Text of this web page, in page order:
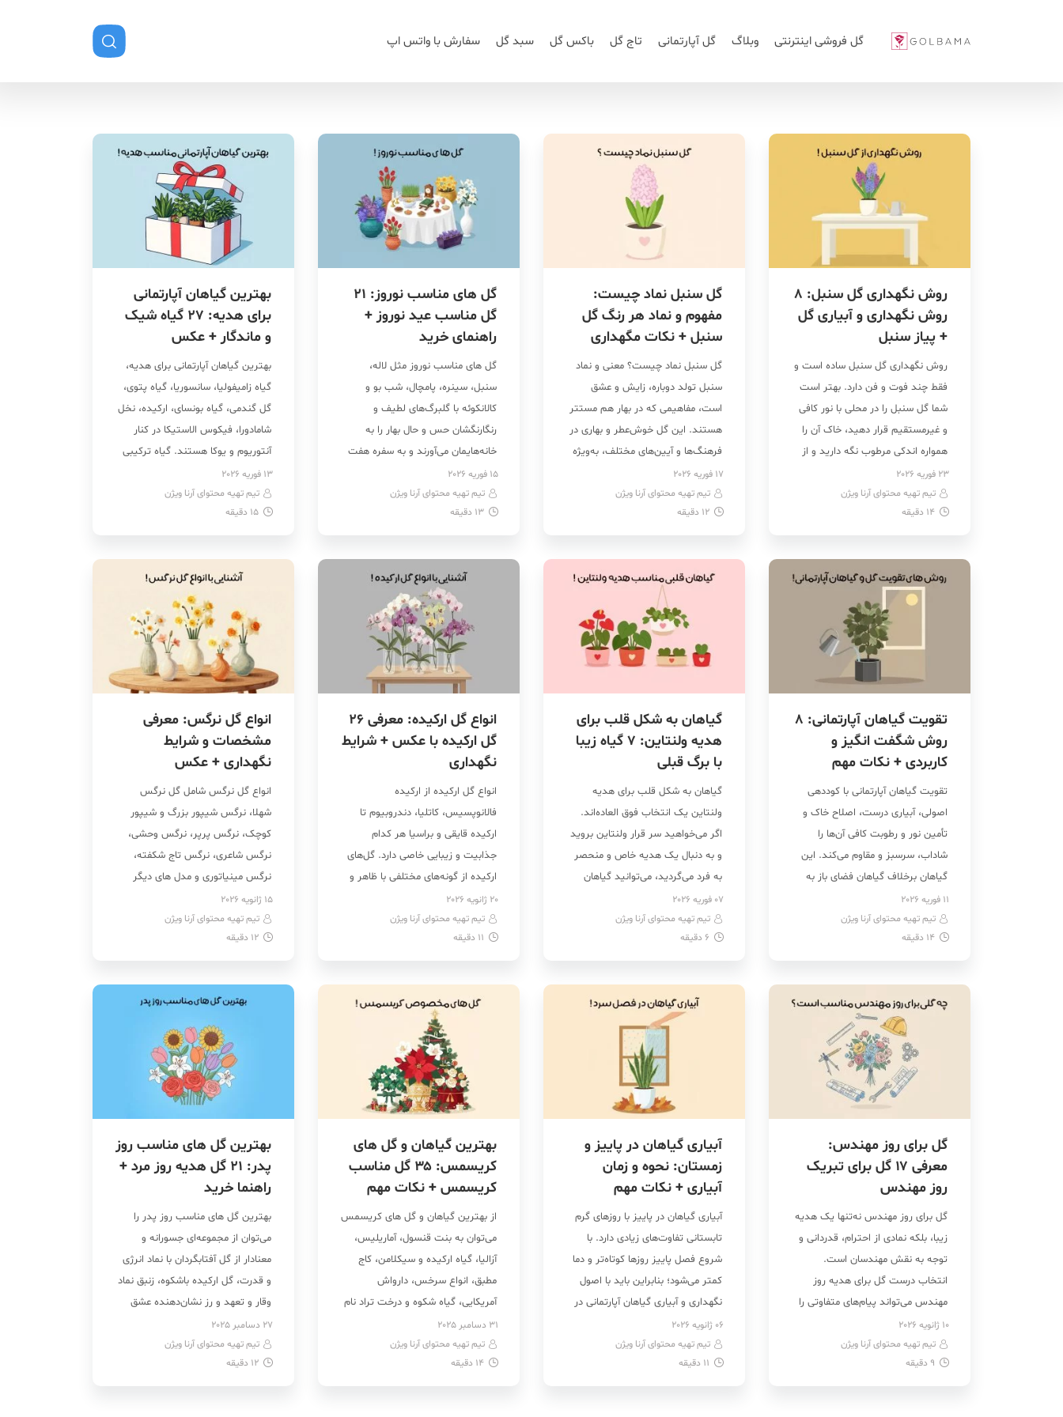
گل فروشی اینترنتی وبلاگ گل آپارتمانی تاج گل باکس گل سبد گل سفارش با واتس اپ
روش نگهداری گل سنبل: ۸
روش نگهداری و آبیاری گل
+ پیاز سنبل
روش نگهداری گل سنبل ساده است و
فقط چند فوت و فن دارد. بهتر است
شما گل سنبل را در محلی با نور کافی
و غیرمستقیم قرار دهید، خاک آن را
همواره اندکی مرطوب نگه دارید و از
آبیاری بیش‌ازحدش پرهیز کنید.
همچنین، باید به انتخاب نوع خاک و
میزان و زمان کوددهی در روش […]
23 فوریه 2026
تیم تهیه محتوای آرنا ویژن
14 دقیقه
گل سنبل نماد چیست:
مفهوم و نماد هر رنگ گل
سنبل + نکات مگهداری
گل سنبل نماد چیست؟ معنی و نماد
سنبل تولد دوباره، زایش و عشق
است، مفاهیمی که در بهار هم مستتر
هستند. این گل خوش‌عطر و بهاری در
فرهنگ‌ها و آیین‌های مختلف، به‌ویژه
در نوروز ایرانی، جایگاه ویژه‌ای دارد و
علاوه بر زیبایی ظاهری، سرشار از
مفاهیم نمادین است. گل سنبل از
شکوفه‌های متراکم، رنگ‌های متنوع
[…]
17 فوریه 2026
تیم تهیه محتوای آرنا ویژن
12 دقیقه
گل های مناسب نوروز: ۲۱
گل مناسب عید نوروز +
راهنمای خرید
گل های مناسب نوروز مثل لاله،
سنبل، سینره، پامچال، شب بو و
کالانکوئه با گلبرگ‌های لطیف و
رنگارنگشان حس و حال بهار را به
خانه‌هایمان می‌آورند و به سفره هفت
سین شادابی و زیبایی می‌بخشند.
بنفشه آفریقایی، نرگس، پیونی،
ارکیده، میخک، رز، یاس و نسترن
هستند که می‌توانید در […]
15 فوریه 2026
تیم تهیه محتوای آرنا ویژن
13 دقیقه
بهترین گیاهان آپارتمانی
برای هدیه: ۲۷ گیاه شیک
و ماندگار + عکس
بهترین گیاهان آپارتمانی برای هدیه،
گیاه زامیفولیا، سانسوریا، گیاه پتوی،
گل گندمی، گیاه بونسای، ارکیده، نخل
شامادورا، فیکوس الاستیکا در کنار
آنتوریوم و یوکا هستند. گیاه ترکیبی
بی‌نظیر از احساس، زیبایی و اصالت
هستند. این هدیه زنده، علاوه بر
زیبایی، می‌تواند حس آرامش و طراوت
ارمغان آورد. اگر […]
13 فوریه 2026
تیم تهیه محتوای آرنا ویژن
15 دقیقه
تقویت گیاهان آپارتمانی: ۸
روش شگفت انگیز و
کاربردی + نکات مهم
تقویت گیاهان آپارتمانی با کوددهی
اصولی، آبیاری درست، اصلاح خاک و
تأمین نور و رطوبت کافی آن‌ها را
شاداب، سرسبز و مقاوم می‌کند. این
گیاهان برخلاف گیاهان فضای باز به
منابع طبیعی تغذیه دسترسی ندارند و
کاملاً وابسته به رسیدگی ما هستند.
اگر می‌خواهید نتیجه‌ای سریع و
نگهداری و تقویت […]
11 فوریه 2026
تیم تهیه محتوای آرنا ویژن
14 دقیقه
گیاهان به شکل قلب برای
هدیه ولنتاین: ۷ گیاه زیبا
با برگ قبلی
گیاهان به شکل قلب برای هدیه
ولنتاین یک انتخاب فوق العاده‌اند.
اگر می‌خواهید سر قرار ولنتاین بروید
و به دنبال یک هدیه خاص و منحصر
به فرد می‌گردید، می‌توانید گیاهان
دارای برگ های قلبی شکل
مانند سیکلامن، سروپژیا، آنتوریوم و
آگلونما قرمز را برای این مناسبت
زیبا دارند و برای قرار […]
07 فوریه 2026
تیم تهیه محتوای آرنا ویژن
6 دقیقه
انواع گل ارکیده: معرفی ۲۶
گل ارکیده با عکس + شرایط
نگهداری
انواع گل ارکیده از ارکیده
فالانوپسیس، کاتلیا، دندروبیوم تا
ارکیده قایقی و براسیا هر کدام
جذابیت و زیبایی خاصی دارد. گل‌های
ارکیده از گونه‌های مختلفی با ظاهر و
شکل‌های متفاوت دارد و از خانوادهٔ
Orchidaceae هستند که یکی از
بزرگ‌ترین گروه‌های گیاهان گل‌دار
گیاهان تقریباً در تمام مناطق
گرمسیری […]
20 ژانویه 2026
تیم تهیه محتوای آرنا ویژن
11 دقیقه
انواع گل نرگس: معرفی
مشخصات و شرایط
نگهداری + عکس
انواع گل نرگس شامل گل نرگس
شهلا، نرگس شیپور بزرگ و شیپور
کوچک، نرگس پرپر، نرگس وحشی،
نرگس شاعری، نرگس تاج شکفته،
نرگس مینیاتوری و مدل های دیگر
است. نرگس‌ها از جمله گل‌های
پرطرفدار در سرتاسر دنیا و تقریبا از
بی‌دردسرترین گل‌ها است که می‌توانند
شکل‌ها، اندازه‌ها […]
15 ژانویه 2026
تیم تهیه محتوای آرنا ویژن
12 دقیقه
گل برای روز مهندس:
معرفی ۱۷ گل‌ برای تبریک
روز مهندس
گل برای روز مهندس نه‌تنها یک هدیه
زیبا، بلکه نمادی از احترام، قدردانی و
توجه به نقش مهندسان است.
انتخاب درست گل برای هدیه روز
مهندس می‌تواند پیام‌های متفاوتی را
منتقل کند؛ تبریک رسمی با سبدهای
گل کلاسیک تا هدیه‌ای دوستانه و
صمیمی با دسته گل‌ یا یک شاخه گل
10 ژانویه 2026
تیم تهیه محتوای آرنا ویژن
9 دقیقه
آبیاری گیاهان در پاییز و
زمستان: نحوه و زمان
آبیاری + نکات مهم
آبیاری گیاهان در پاییز با روزهای گرم
تابستانی تفاوت‌های زیادی دارد. با
شروع فصل پاییز روزها کوتاه‌تر و دما
کمتر می‌شود؛ بنابراین باید با اصول
نگهداری و آبیاری گیاهان آپارتمانی در
پاییز آشنا باشید. در این فصل بهتر
است آبیاری را کمتر کنید، گیاه را
نزدیک به منبع نور قرار دهید،
06 ژانویه 2026
تیم تهیه محتوای آرنا ویژن
11 دقیقه
بهترین گیاهان و گل های
کریسمس: ۳۵ گل مناسب
کریسمس + نکات مهم
از بهترین گیاهان و گل های کریسمس
می‌توان به بنت قنسول، آماریلیس،
آزالیا، گیاه ارکیده و سیکلامن، کاج
مطبق، انواع سرخس، دارواش
آمریکایی، گیاه شکوه و درخت تراد نام
برد که به طور سنتی با این فصل
پیوند خورده‌اند. گل های کریسمس
بخشی از تزئینات این دوران است و
31 دسامبر 2025
تیم تهیه محتوای آرنا ویژن
14 دقیقه
بهترین گل های مناسب روز
پدر: ۲۱ گل هدیه روز مرد +
راهنما خرید
بهترین گل های مناسب روز پدر را
می‌توان از مجموعه‌ای جسورانه و
معنادار از گل آفتابگردان با نماد انرژی
و قدرت، گل ارکیده باشکوه، زنبق نماد
وقار و تعهد و رز نشان‌دهنده عشق
بی‌نهایت در نظر گرفت. البته که
رعایت نکاتی مانند رنگ، ماندگاری و
نوع تزئین، مسیر انتخاب گل برای
27 دسامبر 2025
تیم تهیه محتوای آرنا ویژن
12 دقیقه